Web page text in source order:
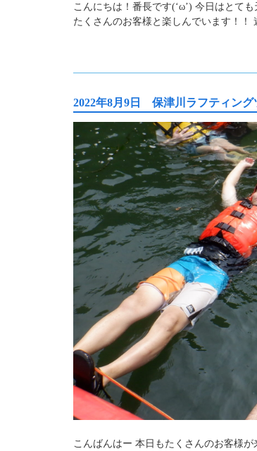
こんにちは！番長です(‘ω’) 今日はとて
たくさんのお客様と楽しんでいます！！
2022年8月9日 保津川ラフティング
こんばんはー 本日もたくさんのお客様